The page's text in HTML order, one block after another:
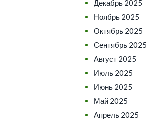
Декабрь 2025
Ноябрь 2025
Октябрь 2025
Сентябрь 2025
Август 2025
Июль 2025
Июнь 2025
Май 2025
Апрель 2025